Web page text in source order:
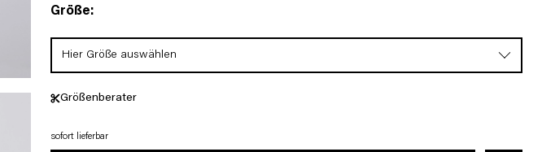
Größe:
Hier Größe auswählen
Größenberater
sofort lieferbar